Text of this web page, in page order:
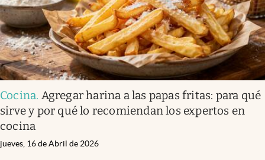
Cocina. Agregar harina a las papas fritas: para qué
sirve y por qué lo recomiendan los expertos en
cocina
jueves, 16 de Abril de 2026